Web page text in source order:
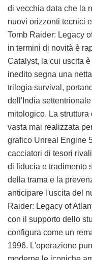
di vecchia data che la
nuovi orizzonti tecnici
Tomb Raider: Legacy
in termini di novità è
Catalyst, la cui uscita
inedito segna una
trilogia survival,
dell'India
mitologico. La
vasta mai realizzata
grafico Unreal Engine
cacciatori di tesori
di fiducia e tradimento
della trama e la
anticipare l'uscita del
Raider: Legacy of
con il supporto dello
configura come un
1996. L'operazione